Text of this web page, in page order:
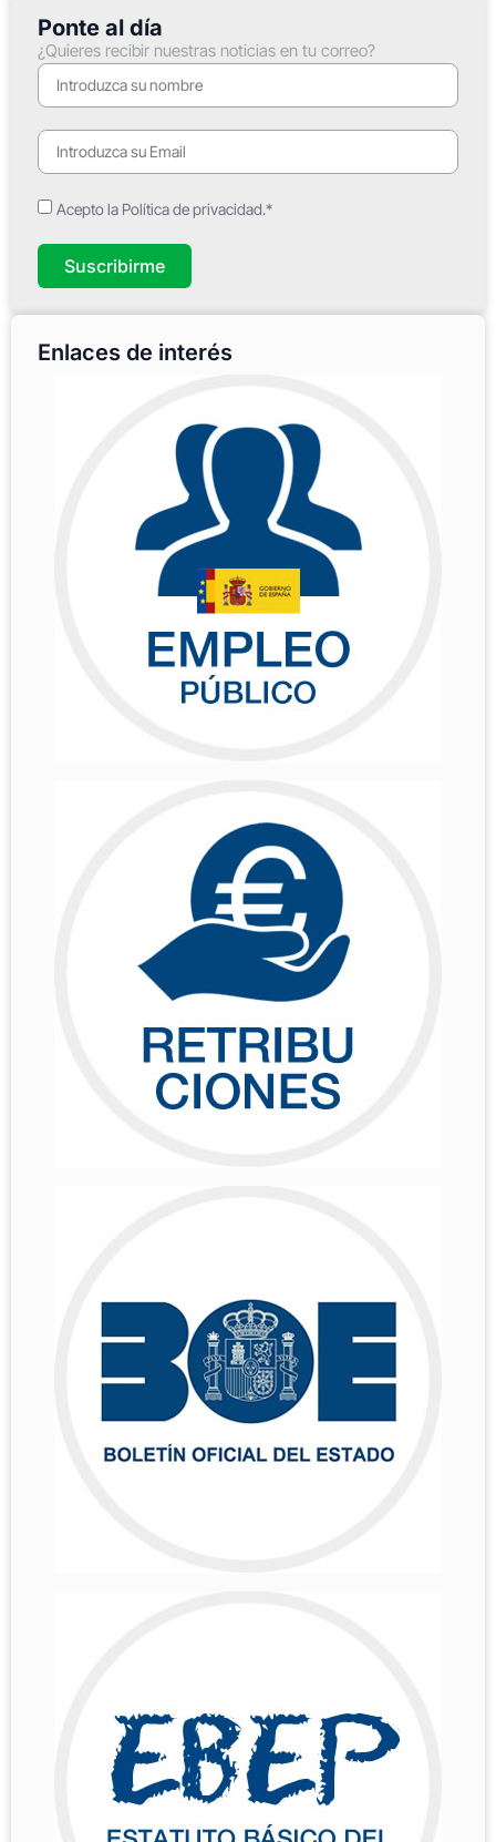
Ponte al día
¿Quieres recibir nuestras noticias en tu correo?
Acepto la Política de privacidad.*
Suscribirme
Enlaces de interés